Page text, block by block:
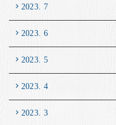
2023. 7
2023. 6
2023. 5
2023. 4
2023. 3